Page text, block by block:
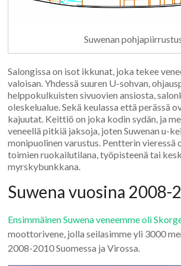
Suwenan
Salongissa on isot ikkunat, joka tekee
valoisan. Yhdessä suuren U-sohvan,
helppokulkuisten sivuovien ansiosta,
oleskelualue. Sekä keulassa että perässä
kajuutat. Keittiö on joka kodin sydän, ja
veneellä pitkiä jaksoja, joten Suwenan u-
monipuolinen varustus. Pentterin vieressä
toimien ruokailutilana, työpisteenä tai
myrskybunkkana.
Suwena vuosina 2008-
Ensimmäinen Suwena veneemme oli
moottorivene, jolla seilasimme yli 3000
2008-2010 Suomessa ja Virossa.